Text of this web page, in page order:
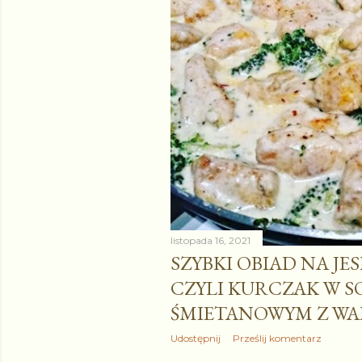
listopada 16, 2021
SZYBKI OBIAD NA
CZYLI KURCZAK W
ŚMIETANOWYM Z
Udostępnij Prześlij komentarz